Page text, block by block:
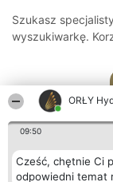
ORŁY
09:50
Cześć, chętnie Ci
odpowiedni temat
Szukasz
wyszukiwarkę.